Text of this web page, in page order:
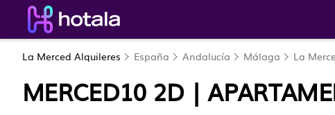
La Merced Alquileres España Andalucía Málaga La
MERCED10 2D |